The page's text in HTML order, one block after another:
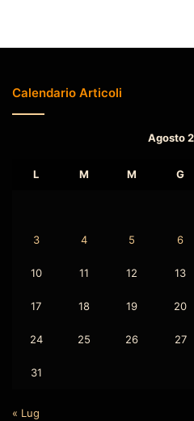
Calendario Articoli
Agosto
L M M G
3 4 5 6
10 11 12 13
17 18 19 20
24 25 26 27
31
« Lug